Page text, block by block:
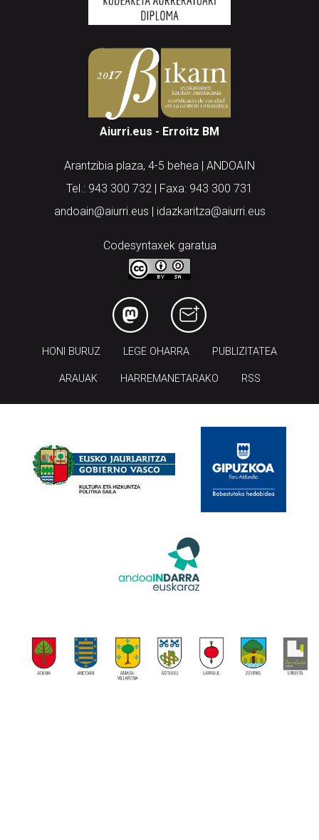
Aiurri.eus - Erroitz BM
Arantzibia plaza, 4-5 behea | ANDOAIN
Tel.: 943 300 732 | Faxa: 943 300 731
andoain@aiurri.eus | idazkaritza@aiurri.eus
Codesyntaxek garatua
HONI BURUZ LEGE OHARRA PUBLIZITATEA
ARAUAK HARREMANETARAKO RSS